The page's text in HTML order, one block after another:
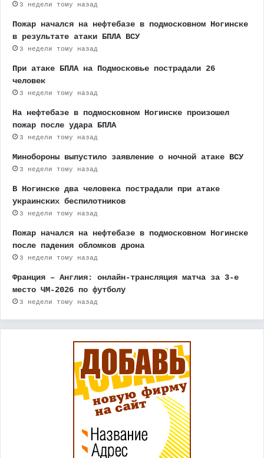
3 недели тому назад
Пожар начался на нефтебазе в подмосковном Ногинске
в результате атаки БПЛА ВСУ
3 недели тому назад
При атаке БПЛА на Подмосковье пострадали 26
человек
3 недели тому назад
На нефтебазе в подмосковном Ногинске произошел
пожар после удара БПЛА
3 недели тому назад
Минобороны выпустило заявление о ночной атаке ВСУ
3 недели тому назад
В Ногинске два человека пострадали при атаке
украинских беспилотников
3 недели тому назад
Пожар начался на нефтебазе в подмосковном Ногинске
после падения обломков дрона
3 недели тому назад
Франция – Англия: онлайн-трансляция матча за 3-е
место ЧМ-2026 по футболу
3 недели тому назад